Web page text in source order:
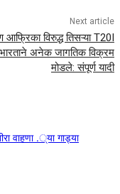
Next article
आफ्रिका विरुद्ध तिसऱ्या T20I
अनेक जागतिक विक्रम
मोडले: संपूर्ण यादी
वाहणा .्या गाड्या